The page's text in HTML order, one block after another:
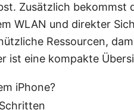
Zusätzlich bekommst
WLAN und direkter
Ressourcen,
ist eine kompakte
iPhone?